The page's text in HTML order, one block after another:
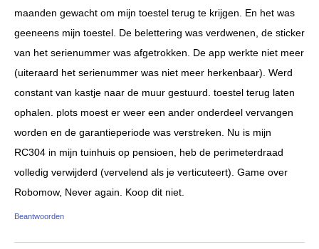
maanden gewacht om mijn toestel terug te krijgen. En het was
geeneens mijn toestel. De belettering was verdwenen, de sticker
van het serienummer was afgetrokken. De app werkte niet meer
(uiteraard het serienummer was niet meer herkenbaar). Werd
constant van kastje naar de muur gestuurd. toestel terug laten
ophalen. plots moest er weer een ander onderdeel vervangen
worden en de garantieperiode was verstreken. Nu is mijn
RC304 in mijn tuinhuis op pensioen, heb de perimeterdraad
volledig verwijderd (vervelend als je verticuteert). Game over
Robomow, Never again. Koop dit niet.
Beantwoorden